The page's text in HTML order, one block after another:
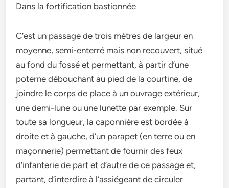
Dans la fortification bastionnée
C’est un passage de trois mètres de largeur en
moyenne, semi-enterré mais non recouvert, situé
au fond du fossé et permettant, à partir d’une
poterne débouchant au pied de la courtine, de
joindre le corps de place à un ouvrage extérieur,
une demi-lune ou une lunette par exemple. Sur
toute sa longueur, la caponnière est bordée à
droite et à gauche, d’un parapet (en terre ou en
maçonnerie) permettant de fournir des feux
d’infanterie de part et d’autre de ce passage et,
partant, d’interdire à l’assiégeant de circuler